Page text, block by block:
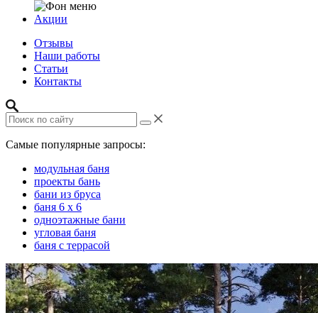
Акции
Отзывы
Наши работы
Статьи
Контакты
Самые популярные запросы:
модульная баня
проекты бань
бани из бруса
баня 6 х 6
одноэтажные бани
угловая баня
баня с террасой